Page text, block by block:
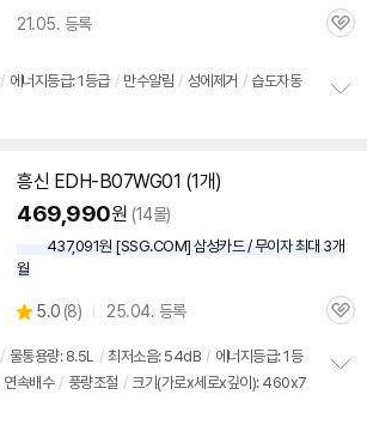
21.05. 등록
관
/ 에너지등급: 1등급 / 만수알림 / 성에제거 / 습도자동
흥신 EDH-B07WG01 (1개)
469,990원 (14몰)
437,091원 [SSG.COM] 삼성카드 / 무이자 최대 3개
월
별
점
5.0 (상
리
뷰
8) 25.04. 등록
관
/ 물통용량: 8.5L / 최저소음: 54dB / 에너지등급: 1등
연속배수 / 풍량조절 / 크기(가로x세로x깊이): 460x7